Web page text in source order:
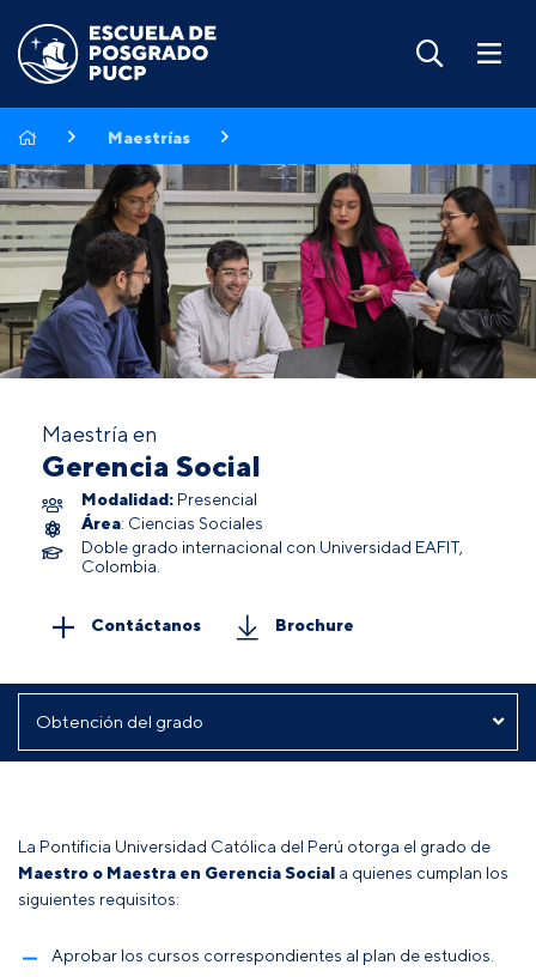
Maestrías
Maestría en
Gerencia Social
Modalidad: Presencial
Área: Ciencias Sociales
Doble grado internacional con Universidad EAFIT,
Colombia.
Contáctanos Brochure
La Pontificia Universidad Católica del Perú otorga el grado de
Maestro o Maestra en Gerencia Social a quienes cumplan los
siguientes requisitos:
Aprobar los cursos correspondientes al plan de estudios.